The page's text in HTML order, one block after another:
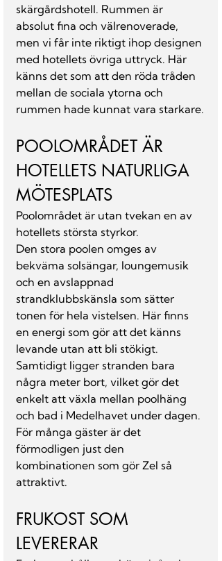
skärgårdshotell. Rummen är
absolut fina och välrenoverade,
men vi får inte riktigt ihop designen
med hotellets övriga uttryck. Här
känns det som att den röda tråden
mellan de sociala ytorna och
rummen hade kunnat vara starkare.
POOLOMRÅDET ÄR
HOTELLETS NATURLIGA
MÖTESPLATS
Poolområdet är utan tvekan en av
hotellets största styrkor.
Den stora poolen omges av
bekväma solsängar, loungemusik
och en avslappnad
strandklubbskänsla som sätter
tonen för hela vistelsen. Här finns
en energi som gör att det känns
levande utan att bli stökigt.
Samtidigt ligger stranden bara
några meter bort, vilket gör det
enkelt att växla mellan poolhäng
och bad i Medelhavet under dagen.
För många gäster är det
förmodligen just den
kombinationen som gör Zel så
attraktivt.
FRUKOST SOM
LEVERERAR